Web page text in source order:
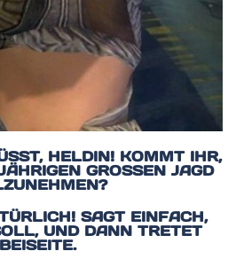
HELDIN! KOMMT IHR, U
GROSSEN JAGD TE
SAGT EINFACH,
UND DANN TRETET
BEISEITE.